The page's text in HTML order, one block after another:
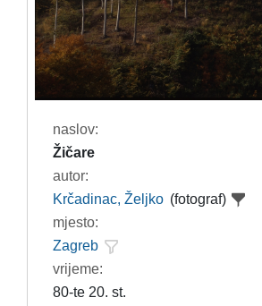
naslov:
Žičare
autor:
Krčadinac, Željko (fotograf)
mjesto:
Zagreb
vrijeme:
80-te 20. st.